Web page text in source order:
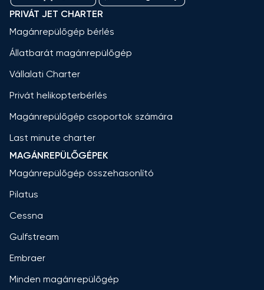
PRIVÁT JET CHARTER
Magánrepülőgép bérlés
Állatbarát magánrepülőgép
Vállalati Charter
Privát helikopterbérlés
Magánrepülőgép csoportok számára
Last minute charter
MAGÁNREPÜLŐGÉPEK
Magánrepülőgép összehasonlító
Pilatus
Cessna
Gulfstream
Embraer
Minden magánrepülőgép